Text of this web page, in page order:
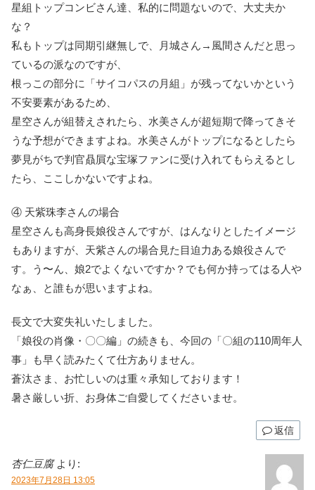
星組トップコンビさん達、私的に問題ないので、大丈夫か
な？
私もトップは同期引継無しで、月城さん→風間さんだと思っ
ているの派なのですが、
根っこの部分に「サイコパスの月組」が残ってないかという
不安要素があるため、
星空さんが組替えされたら、水美さんが超短期で降ってきそ
うな予想ができますよね。水美さんがトップになるとしたら
夢見がちで判官贔屓な宝塚ファンに受け入れてもらえるとし
たら、ここしかないですよね。
④ 天紫珠李さんの場合
星空さんも高身長娘役さんですが、はんなりとしたイメージ
もありますが、天紫さんの場合見た目迫力ある娘役さんで
す。う〜ん、娘2でよくないですか？でも何か持ってはる人や
なぁ、と誰もが思いますよね。
長文で大変失礼いたしました。
「娘役の肖像・〇〇編」の続きも、今回の「〇組の110周年人
事」も早く読みたくて仕方ありません。
蒼汰さま、お忙しいのは重々承知しております！
暑さ厳しい折、お身体ご自愛してくださいませ。
返信
杏仁豆腐 より:
2023年7月28日 13:05